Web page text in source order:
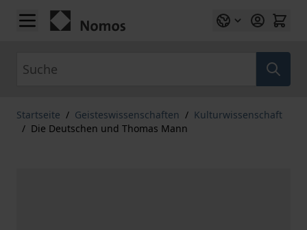
Zum Inhalt springen
Startseite / Geisteswissenschaften / Kulturwissenschaft
/ Die Deutschen und Thomas Mann